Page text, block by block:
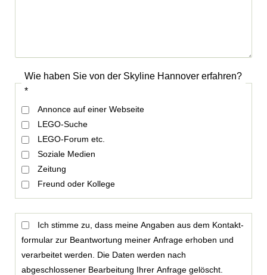
Pflichtfeld
Wie haben Sie von der Skyline Hannover erfahren?
*
Annonce auf einer Webseite
LEGO-Suche
LEGO-Forum etc.
Soziale Medien
Zeitung
Freund oder Kollege
Ich stimme zu, dass meine Angaben aus dem Kontakt­
formular zur Beantwortung meiner Anfrage erhoben und
verarbeitet werden. Die Daten werden nach
abgeschlossener Bearbeitung Ihrer Anfrage gelöscht.